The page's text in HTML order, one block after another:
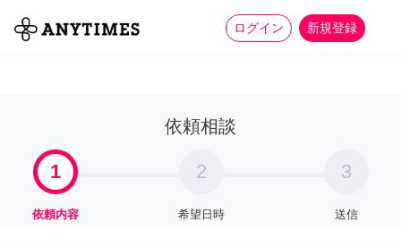
ログイン 新規登録
全て 家事 more_horiz
依頼相談
1
依頼内容
2
希望日時
3
送信